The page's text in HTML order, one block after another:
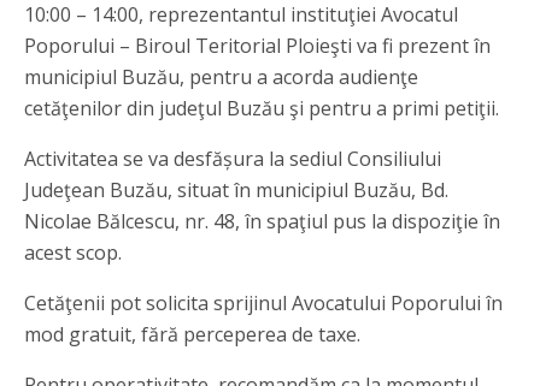
10:00 – 14:00, reprezentantul instituţiei Avocatul
Poporului – Biroul Teritorial Ploieşti va fi prezent în
municipiul Buzău, pentru a acorda audienţe
cetăţenilor din judeţul Buzău şi pentru a primi petiţii.
Activitatea se va desfășura la sediul Consiliului
Judeţean Buzău, situat în municipiul Buzău, Bd.
Nicolae Bălcescu, nr. 48, în spaţiul pus la dispoziţie în
acest scop.
Cetăţenii pot solicita sprijinul Avocatului Poporului în
mod gratuit, fără perceperea de taxe.